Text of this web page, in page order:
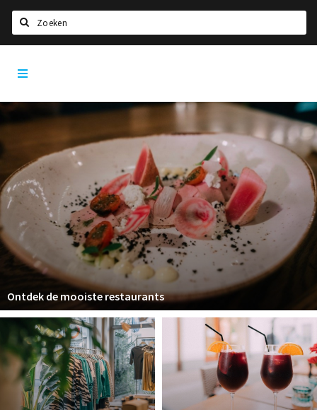
Home
Agenda
Deals
Party pics
Nieuws, interviews & blogs
Eten
Drinken
Slapen
Recreatief
Winkels
Winkelgebieden
Parkeren
Bezienswaardigheden
App
Ontdek de mooiste restaurants